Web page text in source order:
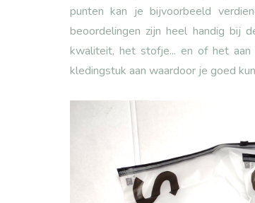
punten kan je bijvoorbeeld
beoordelingen zijn heel handig bij
kwaliteit, het stofje... en of het
kledingstuk aan waardoor je goed